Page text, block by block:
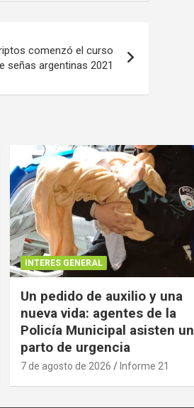
comenzó el curso
señas argentinas 2021
INTERES GENERAL
Un pedido de auxilio y una
nueva vida: agentes de la
Policía Municipal asisten un
parto de urgencia
7 de agosto de 2026 Informe 21